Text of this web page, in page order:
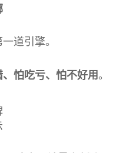
道引擎。
怕吃亏、怕不好用。